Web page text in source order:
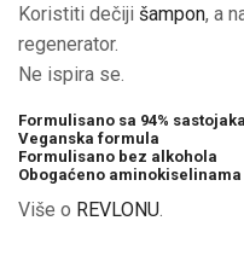
Koristiti dečiji šampon, a
regenerator.
Ne ispira se.
Formulisano sa 94%
Veganska formula
Formulisano bez alkohola
Obogaćeno
Više o REVLONU.